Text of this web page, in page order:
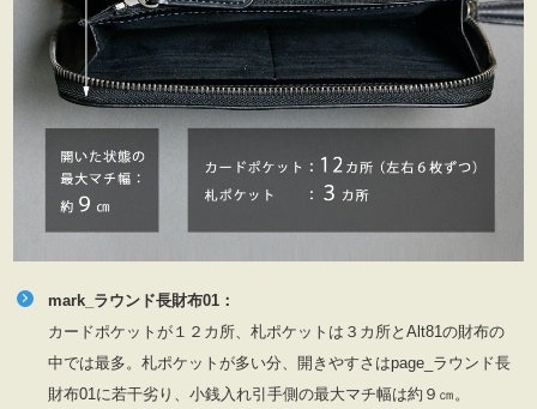
mark_ラウンド長財布01：
カードポケットが１２カ所、札ポケットは３カ所とAlt81の財布の
中では最多。札ポケットが多い分、開きやすさはpage_ラウンド長
財布01に若干劣り、小銭入れ引手側の最大マチ幅は約９㎝。